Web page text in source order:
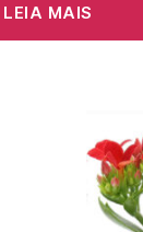
LEIA MAIS